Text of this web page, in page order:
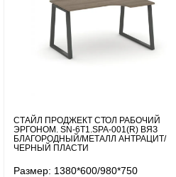
СТАЙЛ ПРОДЖЕКТ СТОЛ РАБОЧИЙ
ЭРГОНОМ. SN-6T1.SPA-001(R) ВЯЗ
БЛАГОРОДНЫЙ/МЕТАЛЛ АНТРАЦИТ/
ЧЕРНЫЙ ПЛАСТИ
Размер: 1380*600/980*750